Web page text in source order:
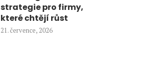
strategie pro firmy,
které chtějí růst
21. července, 2026